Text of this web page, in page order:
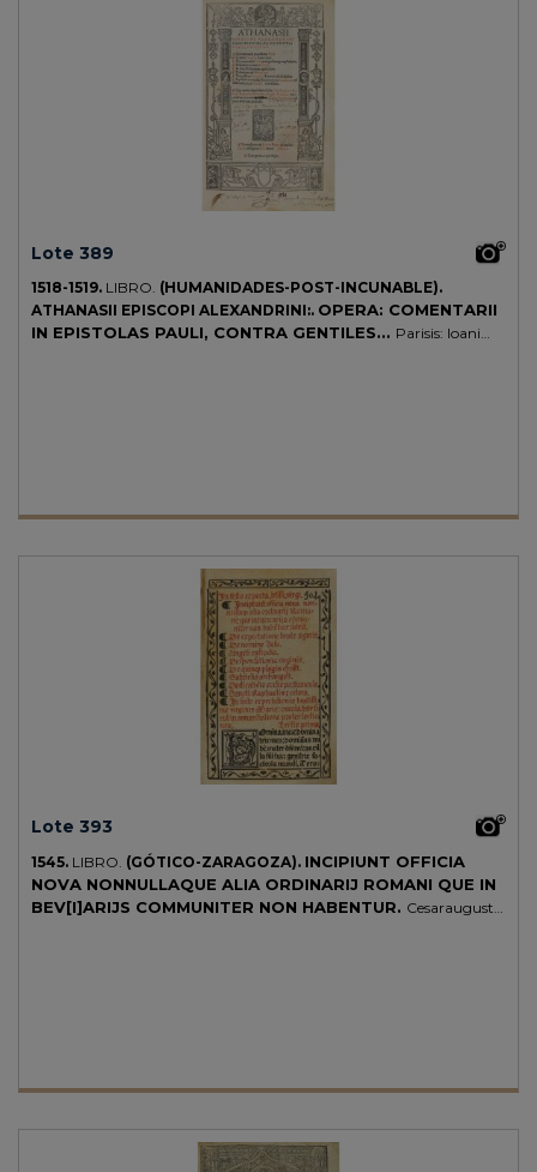
Lote 389
1518-1519. LIBRO. (HUMANIDADES-POST-INCUNABLE).
ATHANASII EPISCOPI ALEXANDRINI:. OPERA: COMENTARII
IN EPISTOLAS PAULI, CONTRA GENTILES... Parisis: Ioani
Lote 393
1545. LIBRO. (GÓTICO-ZARAGOZA). INCIPIUNT OFFICIA
NOVA NONNULLAQUE ALIA ORDINARIJ ROMANI QUE IN
BEV[I]ARIJS COMMUNITER NON HABENTUR. Cesarauguste
en el que con toda probabilidad fue añadido el facsímil de fol. I. Leves
manchas de humedad y algún agujero que no afectan a la lectura.